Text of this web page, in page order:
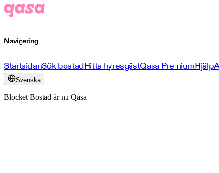
Navigering
StartsidanSök bostadHitta hyresgästQasa PremiumHjälp
Svenska
Blocket Bostad är nu Qasa